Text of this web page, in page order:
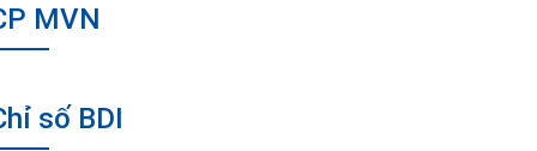
MVN
số BDI